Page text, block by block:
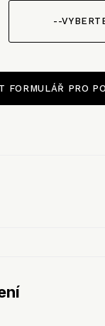
--
FORMULÁŘ PRO